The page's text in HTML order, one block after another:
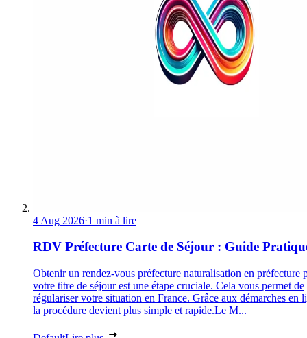
4 Aug 2026·1 min à lire
RDV Préfecture Carte de Séjour : Guide
Obtenir un rendez-vous préfecture naturalisation en préfecture
votre titre de séjour est une étape cruciale. Cela vous permet de
régulariser votre situation en France. Grâce aux démarches en
la procédure devient plus simple et rapide.Le M...